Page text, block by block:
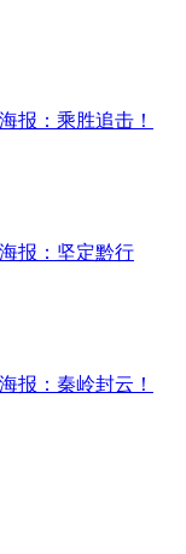
报：乘胜追击！
报：坚定黔行
报：秦岭封云！